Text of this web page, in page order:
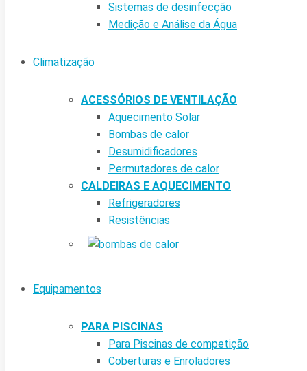
Sistemas de desinfecção
Medição e Análise da Água
Climatização
ACESSÓRIOS DE VENTILAÇÃO
Aquecimento Solar
Bombas de calor
Desumidificadores
Permutadores de calor
CALDEIRAS E AQUECIMENTO
Refrigeradores
Resistências
Equipamentos
PARA PISCINAS
Para Piscinas de competição
Coberturas e Enroladores